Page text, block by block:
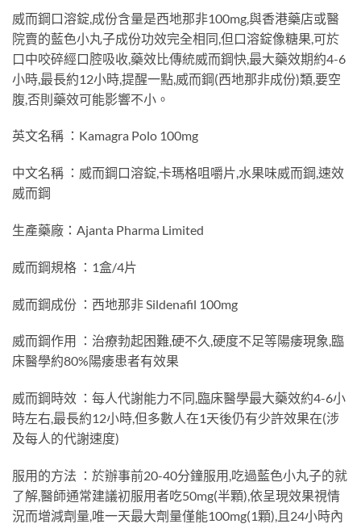
威而鋼口溶錠,成份含量是西地那非100mg,與香港藥店或醫
院賣的藍色小丸子成份功效完全相同,但口溶錠像糖果,可於
口中咬碎經口腔吸收,藥效比傳統威而鋼快,最大藥效期約4-6
小時,最長約12小時,提醒一點,威而鋼(西地那非成份)類,要空
腹,否則藥效可能影響不小。
英文名稱 ：Kamagra Polo 100mg
中文名稱 ：威而鋼口溶錠,卡瑪格咀嚼片,水果味威而鋼,速效
威而鋼
生產藥廠：Ajanta Pharma Limited
威而鋼規格 ：1盒/4片
威而鋼成份 ：西地那非 Sildenafil 100mg
威而鋼作用 ：治療勃起困難,硬不久,硬度不足等陽痿現象,臨
床醫學約80%陽痿患者有效果
威而鋼時效 ：每人代謝能力不同,臨床醫學最大藥效約4-6小
時左右,最長約12小時,但多數人在1天後仍有少許效果在(涉
及每人的代謝速度)
服用的方法 ：於辦事前20-40分鐘服用,吃過藍色小丸子的就
了解,醫師通常建議初服用者吃50mg(半顆),依呈現效果視情
況而增減劑量,唯一天最大劑量僅能100mg(1顆),且24小時內